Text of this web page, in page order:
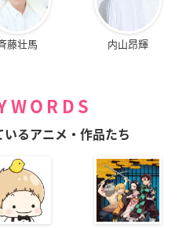
藤壮馬 内山昂輝
いるアニメ・作品たち